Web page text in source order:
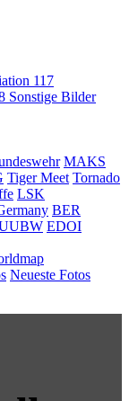
117
Sonstige Bilder
MAKS
Tiger Meet Tornado
LSK
BER
EDOI
Neueste Fotos